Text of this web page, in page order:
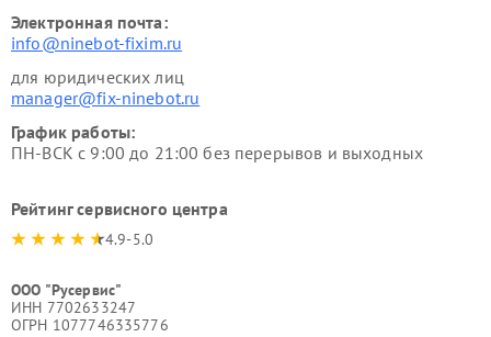
Электронная почта:
info@ninebot-fixim.ru
для юридических лиц
manager@fix-ninebot.ru
График работы:
ПН-ВСК с 9:00 до 21:00 без перерывов и выходных
Рейтинг сервисного центра
4.9-5.0
ООО "Русервис"
ИНН 7702633247
ОГРН 1077746335776